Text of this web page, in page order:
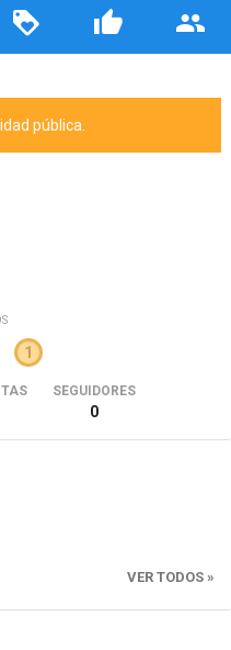
pública.
1
SEGUIDORES
0
VER TODOS »